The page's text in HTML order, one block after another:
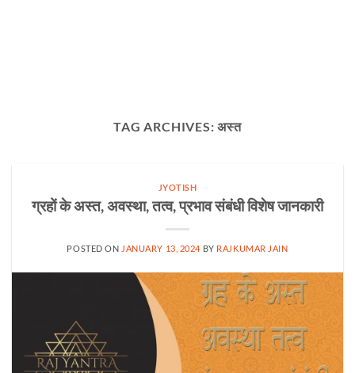
TAG ARCHIVES:अस्त
JYOTISH
ग्रहों के अस्त, अवस्था, तत्व, प्रभाव संबंधी विशेष जानकारी
POSTED ON JANUARY 13, 2024 BY RAJKUMAR JAIN